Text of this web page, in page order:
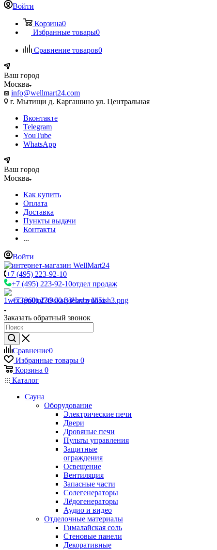
Войти
Корзина0
Избранные товары0
Сравнение товаров0
Ваш город
Москва
info@wellmart24.com
г. Мытищи д. Каргашино ул. Центральная
Вконтакте
Telegram
YouTube
WhatsApp
Ваш город
Москва
Как купить
Оплата
Доставка
Пункты выдачи
Контакты
...
Войти
+7 (495) 223-92-10
+7 (495) 223-92-10отдел продаж
+7 (960) 230-00-33Чат в Max
Заказать обратный звонок
Сравнение0
Избранные товары 0
Корзина 0
Каталог
Сауна
Оборудование
Электрические печи
Двери
Дровяные печи
Пульты управления
Защитные
ограждения
Освещение
Вентиляция
Запасные части
Солегенераторы
Лёдогенераторы
Аудио и видео
Отделочные материалы
Гималайская соль
Стеновые панели
Декоративные